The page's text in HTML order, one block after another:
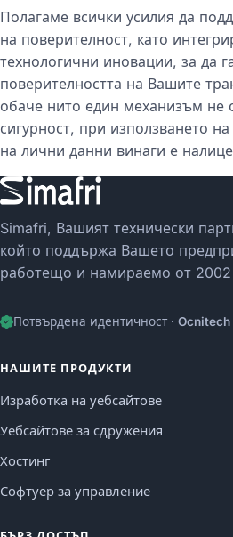
Полагаме всички усилия да
на поверителност, като
технологични иновации, за да
поверителността на Вашите
обаче нито един механизъм не
сигурност, при използването
на лични данни винаги е
Simafri, Вашият технически
който поддържа Вашето
работещо и намираемо от 2002
Потвърдена идентичност · Ocnitech
НАШИТЕ ПРОДУКТИ
Изработка на уебсайтове
Уебсайтове за сдружения
Хостинг
Софтуер за управление